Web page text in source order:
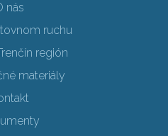
nás
ruchu
región
materiály